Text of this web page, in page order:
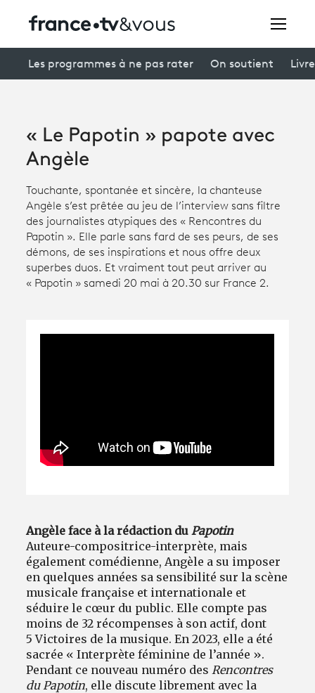
Creators
Participer et assister à une émission
À votre écoute
Productions et innovation
Les programmes à ne pas rater On soutient
« Le Papotin » papote avec
Angèle
Touchante, spontanée et sincère, la chanteuse
Angèle s’est prêtée au jeu de l’interview sans filtre
des journalistes atypiques des « Rencontres du
Papotin ». Elle parle sans fard de ses peurs, de ses
démons, de ses inspirations et nous offre deux
superbes duos. Et vraiment tout peut arriver au
« Papotin » samedi 20 mai à 20.30 sur France 2.
Angèle face à la rédaction duPapotin
Auteure-compositrice-interprète, mais
également comédienne, Angèle a su imposer
en quelques années sa sensibilité sur la scène
musicale française et internationale et
séduire le cœur du public. Elle compte pas
moins de 32 récompenses à son actif, dont
5 Victoires de la musique. En 2023, elle a été
sacrée « Interprète féminine de l’année ».
Pendant ce nouveau numéro desRencontres
du Papotin, elle discute librement avec la